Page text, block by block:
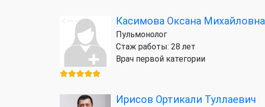
Касимова Оксана Михайловна
Пульмонолог
Стаж работы: 28 лет
Врач первой категории
Ирисов Ортикали Туллаевич